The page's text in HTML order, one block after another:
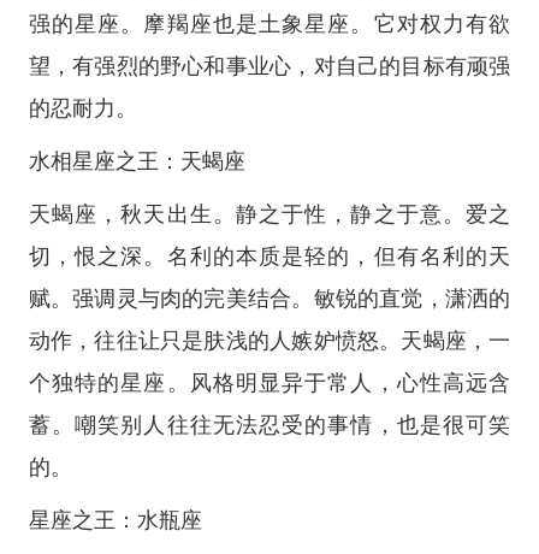
强的星座。摩羯座也是土象星座。它对权力有欲
望，有强烈的野心和事业心，对自己的目标有顽强
的忍耐力。
水相星座之王：天蝎座
天蝎座，秋天出生。静之于性，静之于意。爱之
切，恨之深。名利的本质是轻的，但有名利的天
赋。强调灵与肉的完美结合。敏锐的直觉，潇洒的
动作，往往让只是肤浅的人嫉妒愤怒。天蝎座，一
个独特的星座。风格明显异于常人，心性高远含
蓄。嘲笑别人往往无法忍受的事情，也是很可笑
的。
星座之王：水瓶座